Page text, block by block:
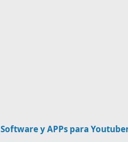
Software y APPs para